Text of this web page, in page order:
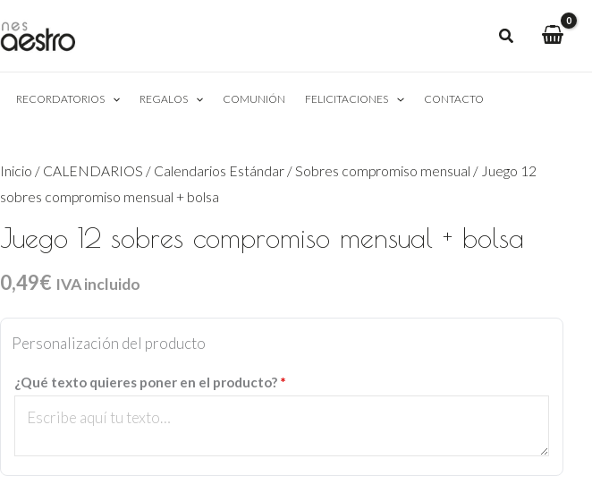
RECORDATORIOS REGALOS COMUNIÓN FELICITACIONES CONTACTO
Inicio / CALENDARIOS / Calendarios Estándar /Sobres compromiso mensual / Juego 12
sobres compromiso mensual + bolsa
Juego 12 sobres compromiso mensual + bolsa
0,49€ IVA incluido
Personalización del producto
¿Qué texto quieres poner en el producto? *
Juego
12
compromiso
mensual